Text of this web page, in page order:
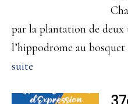
!
par la plantation de
l’hippodrome au
suiteà